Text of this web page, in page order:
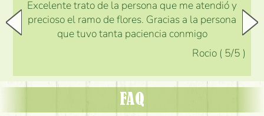
Excelente trato de la persona que me atendió y
precioso el ramo de flores. Gracias a la persona
que tuvo tanta paciencia conmigo
Rocio ( 5/5 )
FAQ